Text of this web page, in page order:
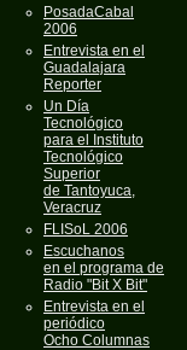
PosadaCabal
2006
Entrevista en el
Guadalajara
Reporter
Un Día
Tecnológico
para el Instituto
Tecnológico
Superior
de Tantoyuca,
Veracruz
FLISoL 2006
Escuchanos
en el programa de
Radio "Bit X Bit"
Entrevista en el
periódico
Ocho Columnas